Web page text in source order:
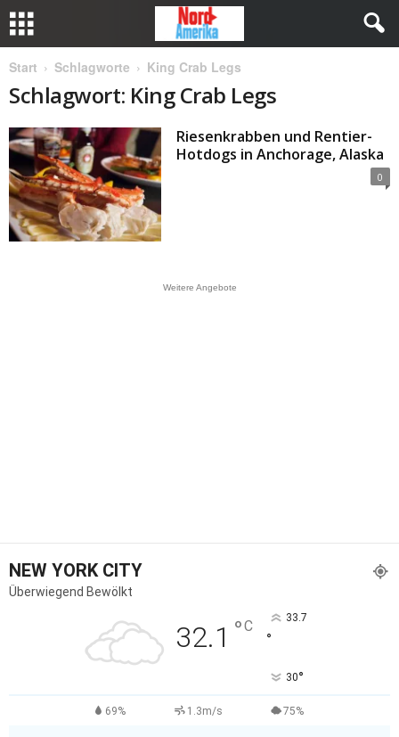
Start Schlagworte King Crab Legs
Schlagwort: King Crab Legs
Riesenkrabben und Rentier-
Hotdogs in Anchorage, Alaska
0
Weitere Angebote
NEW YORK CITY
Überwiegend Bewölkt
32.1 °C 33.7
°
30°
69% 1.3m/s 75%